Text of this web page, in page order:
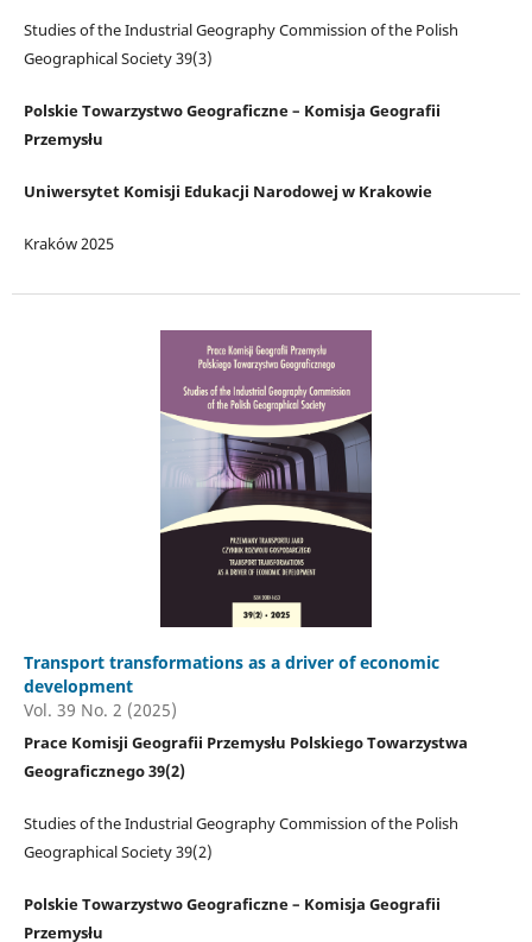
Studies of the Industrial Geography Commission of the Polish
Geographical Society 39(3)
Polskie Towarzystwo Geograficzne – Komisja Geografii
Przemysłu
Uniwersytet Komisji Edukacji Narodowej w Krakowie
Kraków 2025
Transport transformations as a driver of economic
development
Vol. 39 No. 2 (2025)
Prace Komisji Geografii Przemysłu Polskiego Towarzystwa
Geograficznego 39(2)
Studies of the Industrial Geography Commission of the Polish
Geographical Society 39(2)
Polskie Towarzystwo Geograficzne – Komisja Geografii
Przemysłu